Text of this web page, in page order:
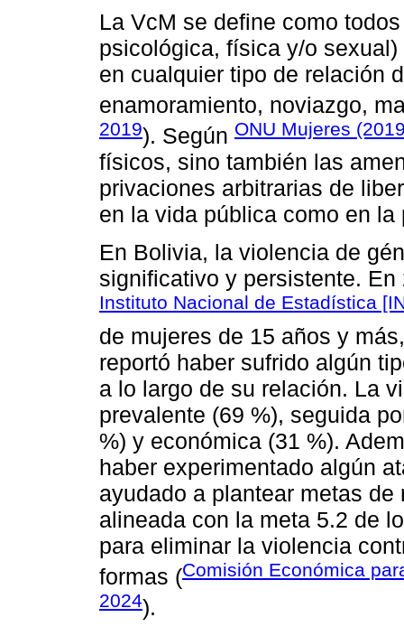
La VcM se define como
psicológica, física y/o
en cualquier tipo de relación
enamoramiento, noviazgo,
2019). Según ONU Mujeres
físicos, sino también las
privaciones arbitrarias de
en la vida pública como en la
En Bolivia, la violencia de
significativo y persistente.
Instituto Nacional de Estadística
de mujeres de 15 años y
reportó haber sufrido algún
a lo largo de su relación. La
prevalente (69 %), seguida
%) y económica (31 %).
haber experimentado algún
ayudado a plantear metas
alineada con la meta 5.2 de
para eliminar la violencia
formas (Comisión Económica
2024).